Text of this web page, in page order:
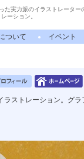
た実力派のイラストレーター
ーション。
ついて イベント
ストレーション。グラ